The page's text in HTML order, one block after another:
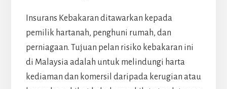
Insurans Kebakaran ditawarkan kepada
pemilik hartanah, penghuni rumah, dan
perniagaan. Tujuan pelan risiko kebakaran ini
di Malaysia adalah untuk melindungi harta
kediaman dan komersil daripada kerugian atau